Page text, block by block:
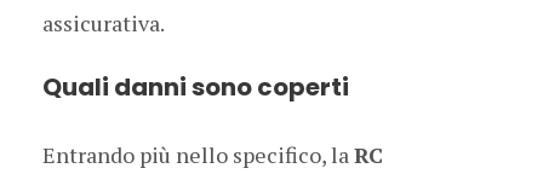
assicurativa.
Quali danni sono coperti
Entrando più nello specifico, laRC